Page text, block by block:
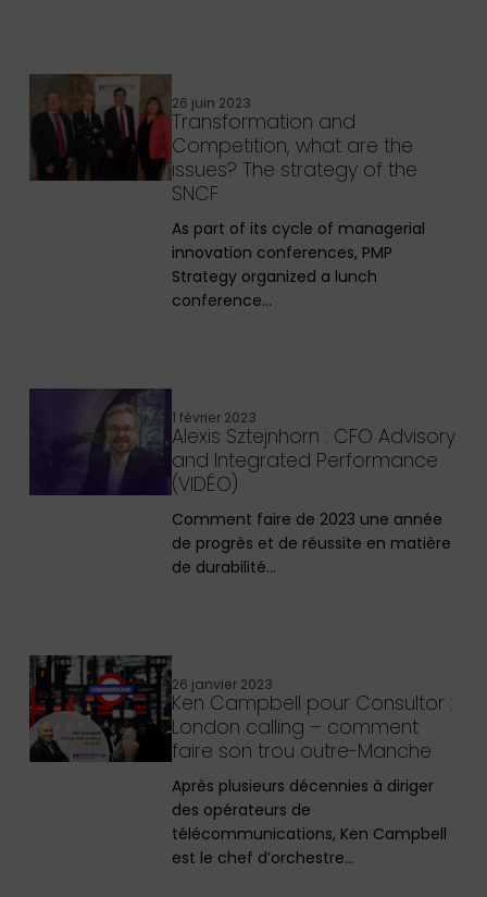
26 juin 2023
Transformation and
Competition, what are the
issues? The strategy of the
SNCF
As part of its cycle of managerial
innovation conferences, PMP
Strategy organized a lunch
conference…
1 février 2023
Alexis Sztejnhorn : CFO Advisory
and Integrated Performance
(VIDÉO)
Comment faire de 2023 une année
de progrès et de réussite en matière
de durabilité…
26 janvier 2023
Ken Campbell pour Consultor :
London calling – comment
faire son trou outre-Manche
Après plusieurs décennies à diriger
des opérateurs de
télécommunications, Ken Campbell
est le chef d’orchestre…